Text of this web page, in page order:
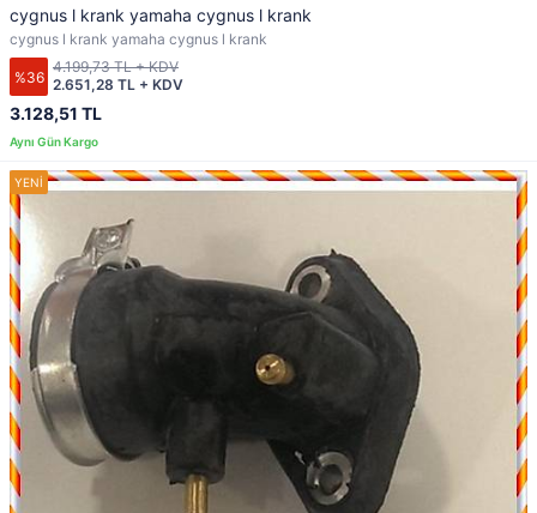
cygnus l krank yamaha cygnus l krank
cygnus l krank yamaha cygnus l krank
%36
3.128,51 TL
2.651,28 TL + KDV
4.199,73 TL + KDV